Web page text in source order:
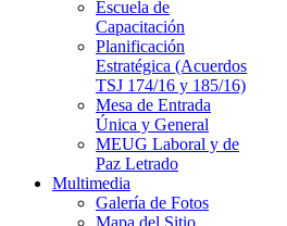
Escuela de
Capacitación
Planificación
Estratégica (Acuerdos
TSJ 174/16 y 185/16)
Mesa de Entrada
Única y General
MEUG Laboral y de
Paz Letrado
Multimedia
Galería de Fotos
Mapa del Sitio